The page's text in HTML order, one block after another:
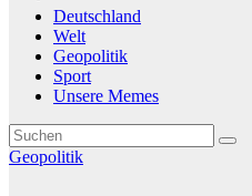
Deutschland
Welt
Geopolitik
Sport
Unsere Memes
Geopolitik